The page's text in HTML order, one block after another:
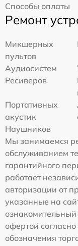
Способы оплаты
Ремонт
Микшерных
пультов
Аудиосистем
Ресиверов
Портативных
акустик
Наушников
Мы занимаемся
обслуживанием
гарантийного
работает
авторизации от
указанные на
офертой
обозначения